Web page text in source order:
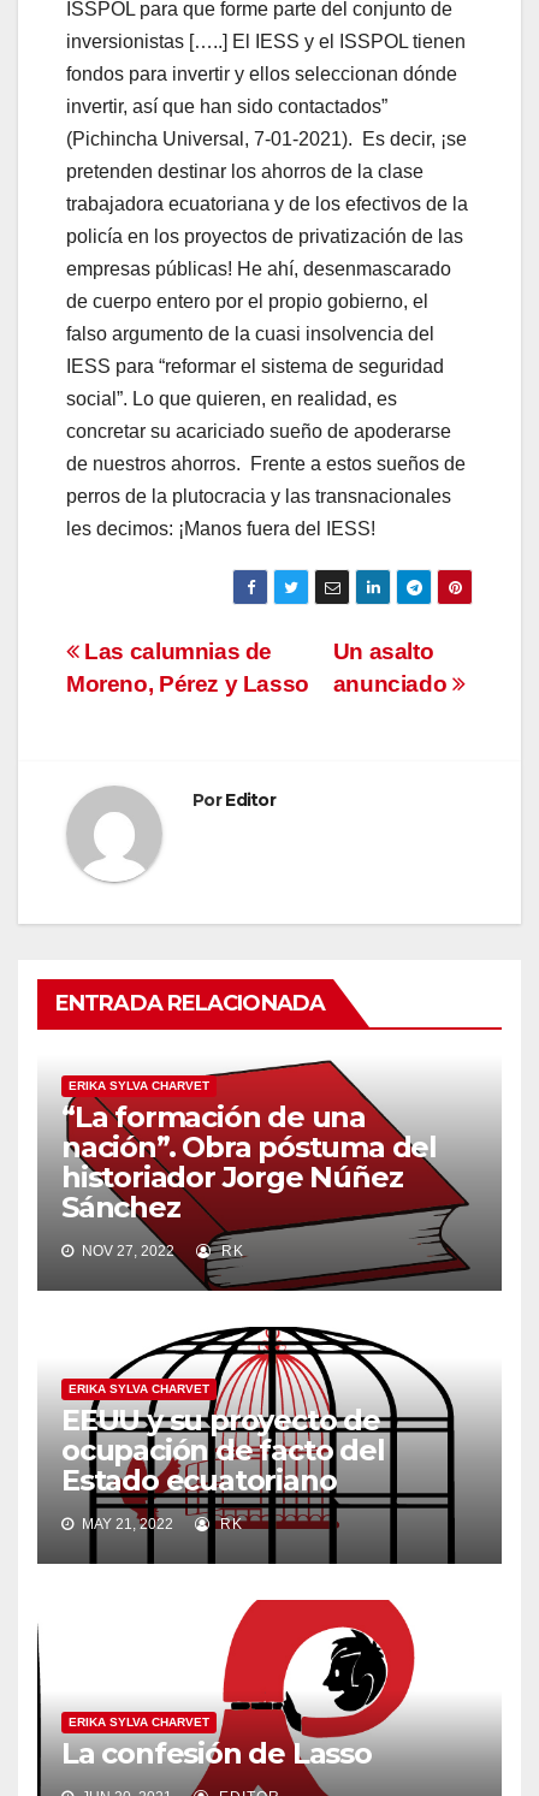
ISSPOL para que forme parte del conjunto de
inversionistas […..] El IESS y el ISSPOL tienen
fondos para invertir y ellos seleccionan dónde
invertir, así que han sido contactados”
(Pichincha Universal, 7-01-2021). Es decir, ¡se
pretenden destinar los ahorros de la clase
trabajadora ecuatoriana y de los efectivos de la
policía en los proyectos de privatización de las
empresas públicas! He ahí, desenmascarado
de cuerpo entero por el propio gobierno, el
falso argumento de la cuasi insolvencia del
IESS para “reformar el sistema de seguridad
social”. Lo que quieren, en realidad, es
concretar su acariciado sueño de apoderarse
de nuestros ahorros. Frente a estos sueños de
perros de la plutocracia y las transnacionales
les decimos: ¡Manos fuera del IESS!
Navegación
de
Un asalto
anunciado
Las calumnias de
Moreno, Pérez y Lasso
PorEditor
ENTRADA RELACIONADA
ERIKA SYLVA CHARVET
“La formación de una
nación”. Obra póstuma del
historiador Jorge Núñez
Sánchez
NOV 27, 2022 RK
ERIKA SYLVA CHARVET
EEUU y su proyecto de
ocupación de facto del
Estado ecuatoriano
MAY 21, 2022 RK
ERIKA SYLVA CHARVET
La confesión de Lasso